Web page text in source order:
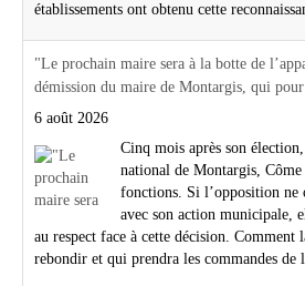
établissements ont obtenu cette
"Le prochain maire sera à la botte de
démission du maire de Montargis, qui
6 août 2026
Cinq mois après son
national de Montargis,
fonctions. Si l’opposition ne
avec son action municipale,
au respect face à cette décision.
rebondir et qui prendra les commandes de